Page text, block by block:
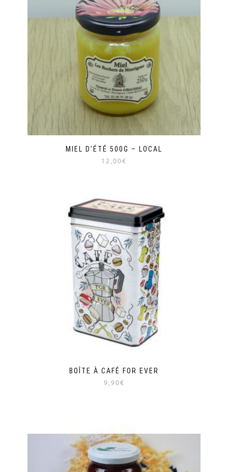
MIEL D’ÉTÉ 500G – LOCAL
12,00€
BOÎTE À CAFÉ FOR EVER
9,90€